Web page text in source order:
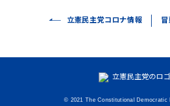
立憲民主党コロナ情報
© 2021 The Constitutional Democratic